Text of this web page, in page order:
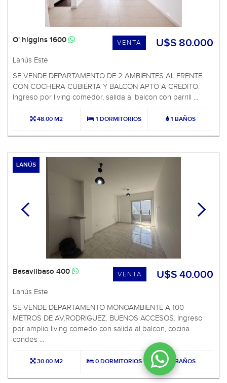
U$S 80.000
VENTA
O' higgins 1600
Lanús Este
SE VENDE DEPARTAMENTO DE 2 AMBIENTES AL FRENTE
CON COCHERA CUBIERTA Y BALCON APTO A CREDITO.
Ingreso por living comedor, salida al balcon con parrill ...
48.00 M2 1 DORMITORIOS 1 BAÑOS
LANÚS
U$S 40.000
VENTA
Basavilbaso 400
Lanús Este
SE VENDE DEPARTAMENTO MONOAMBIENTE A 100
METROS DE AV.RODRIGUEZ. BUENOS ACCESOS. Ingreso
por amplio living comedo con salida al balcon, cocina
condes ...
30.00 M2 0 DORMITORIOS 1 BAÑOS